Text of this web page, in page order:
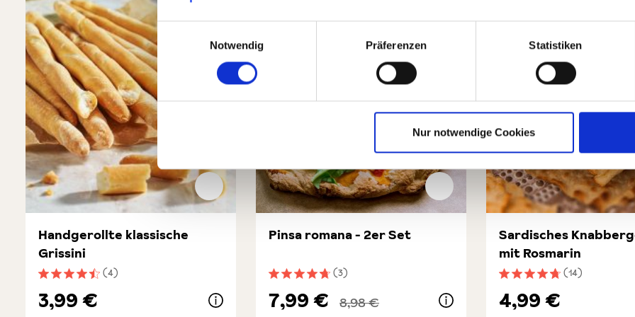
Einwilligungsauswahl
Notwendig
Präferenzen Statistiken
Nur notwendige Cookies
Durchschnittliche Bewertung von 4.5 von 5 Sternen
(4)
Handgerollte klassische
Grissini
3,99 € Durchschnittliche Bewertung von 4.7 von 5 Sternen
(3)
Pinsa romana - 2er Set
7,99 € 8,98 €
Durchschnittliche
(14)
Sardisches
mit Rosmarin
4,99 €